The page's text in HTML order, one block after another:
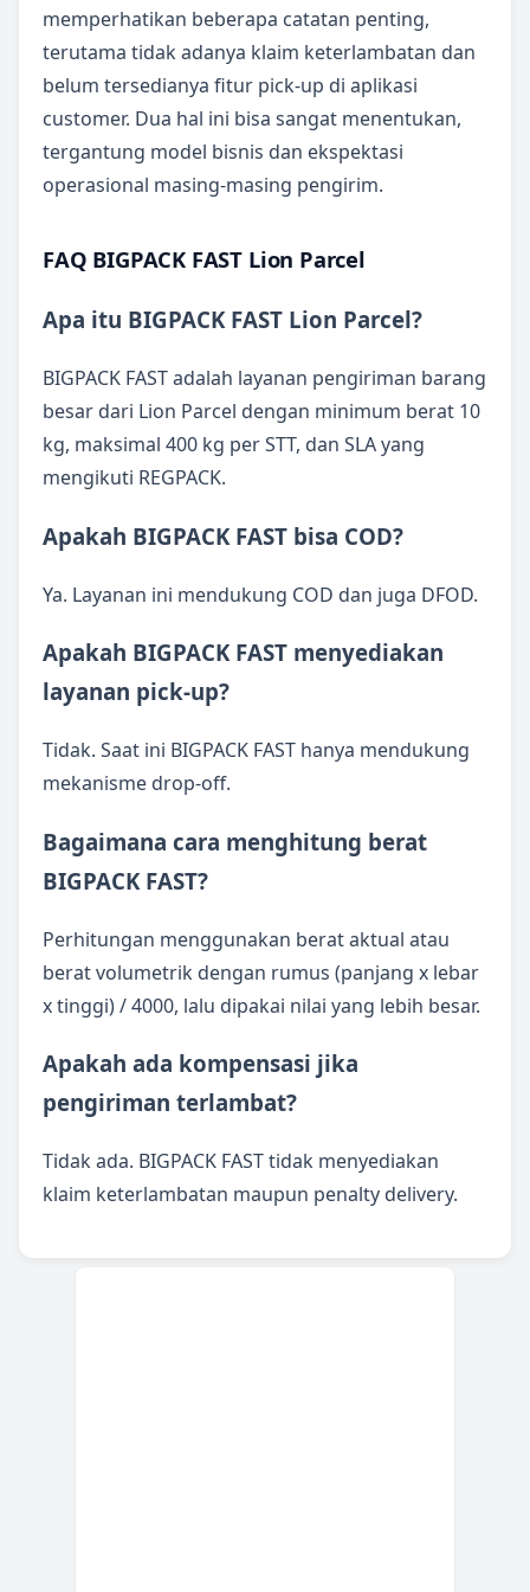
memperhatikan beberapa catatan penting,
terutama tidak adanya klaim keterlambatan dan
belum tersedianya fitur pick-up di aplikasi
customer. Dua hal ini bisa sangat menentukan,
tergantung model bisnis dan ekspektasi
operasional masing-masing pengirim.
FAQ BIGPACK FAST Lion Parcel
Apa itu BIGPACK FAST Lion Parcel?
BIGPACK FAST adalah layanan pengiriman barang
besar dari Lion Parcel dengan minimum berat 10
kg, maksimal 400 kg per STT, dan SLA yang
mengikuti REGPACK.
Apakah BIGPACK FAST bisa COD?
Ya. Layanan ini mendukung COD dan juga DFOD.
Apakah BIGPACK FAST menyediakan
layanan pick-up?
Tidak. Saat ini BIGPACK FAST hanya mendukung
mekanisme drop-off.
Bagaimana cara menghitung berat
BIGPACK FAST?
Perhitungan menggunakan berat aktual atau
berat volumetrik dengan rumus (panjang x lebar
x tinggi) / 4000, lalu dipakai nilai yang lebih besar.
Apakah ada kompensasi jika
pengiriman terlambat?
Tidak ada. BIGPACK FAST tidak menyediakan
klaim keterlambatan maupun penalty delivery.